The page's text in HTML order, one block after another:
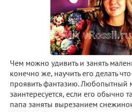
Чем можно удивить и занять
конечно же, научить его делать
проявить фантазию. Любопытный
заинтересуется, если его обычно
папа заняты вырезанием